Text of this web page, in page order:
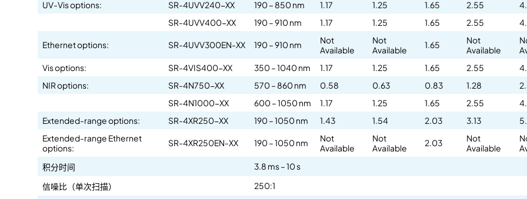
UV-Vis options:
SR-4UVV240-XX 190 – 850 nm 1.17 1.25 1.65 2.55
SR-4UVV400-XX
190 – 910 nm 1.17 1.25 1.65 2.55
Ethernet options: SR-4UVV300EN-XX 190 – 910 nm
Not
Available
Not
Available
1.65
Not
Available
Vis options: SR-4VIS400-XX 350 – 1040 nm 1.17 1.25 1.65 2.55
NIR options:
SR-4N750-XX 570 – 860 nm 0.58 0.63 0.83 1.28
SR-4N1000-XX
600 – 1050 nm 1.17 1.25 1.65 2.55
Extended-range options:
SR-4XR250-XX 190 – 1050 nm 1.43 1.54 2.03 3.13
Extended-range Ethernet
options:
SR-4XR250EN-XX 190 – 1050 nm
Not
Available
Not
Available
2.03
Not
Available
积分时间
3.8 ms – 10 s
信噪比（单次扫描）
250:1